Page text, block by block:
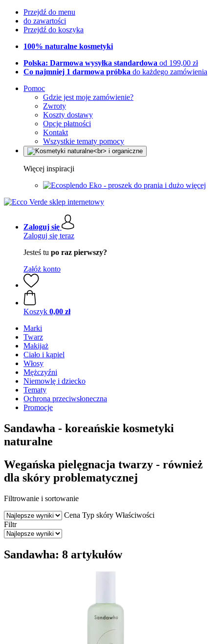
Przejdź do menu
do zawartości
Przejdź do koszyka
100% naturalne kosmetyki
Polska: Darmowa wysyłka standardowa od 199,00 zł
Co najmniej 1 darmowa próbka do każdego zamówienia
Pomoc
Gdzie jest moje zamówienie?
Zwroty
Koszty dostawy
Opcje płatności
Kontakt
Wszystkie tematy pomocy
Więcej inspiracji
Eko - proszek do prania i dużo więcej
Zaloguj się
Zaloguj się teraz
Jesteś tu po raz pierwszy?
Załóż konto
Koszyk 0,00 zł
Marki
Twarz
Makijaż
Ciało i kąpiel
Włosy
Mężczyźni
Niemowlę i dziecko
Tematy
Ochrona przeciwsłoneczna
Promocje
Sandawha - koreańskie kosmetyki
naturalne
Wegańska pielęgnacja twarzy - również
dla skóry problematycznej
Filtrowanie i sortowanie
Cena Typ skóry Właściwości
Filtr
Sandawha: 8 artykułów